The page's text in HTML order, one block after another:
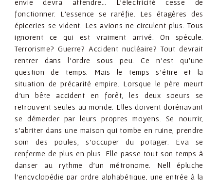
envie devra attendre… L’électricité cesse de
fonctionner. L’essence se raréfie. Les étagères des
épiceries se vident. Les avions ne circulent plus. Tous
ignorent ce qui est vraiment arrivé. On spécule.
Terrorisme? Guerre? Accident nucléaire? Tout devrait
rentrer dans l’ordre sous peu. Ce n’est qu’une
question de temps. Mais le temps s’étire et la
situation de précarité empire. Lorsque le père meurt
d’un bête accident en forêt, les deux soeurs se
retrouvent seules au monde. Elles doivent dorénavant
se démerder par leurs propres moyens. Se nourrir,
s’abriter dans une maison qui tombe en ruine, prendre
soin des poules, s’occuper du potager. Eva se
renferme de plus en plus. Elle passe tout son temps à
danser au rythme d’un métronome. Nell épluche
l’encyclopédie par ordre alphabétique, une entrée à la